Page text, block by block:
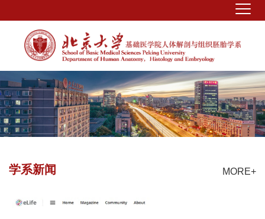
MORE+
学系新闻